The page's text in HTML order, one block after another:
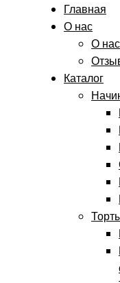
Главная
О нас
О нас
Каталог